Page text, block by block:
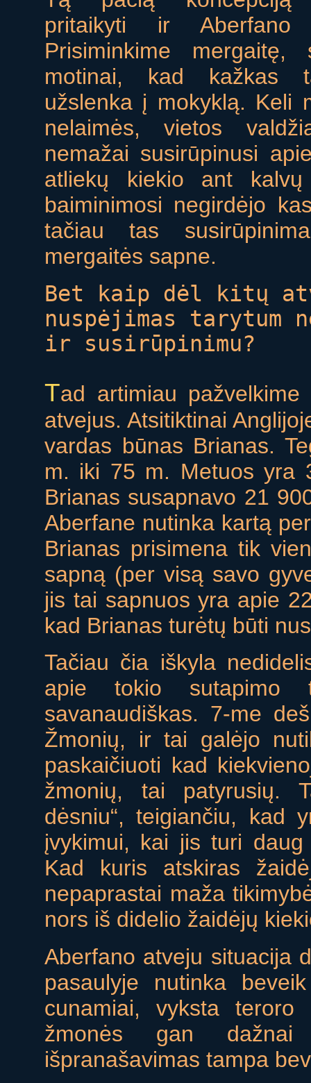
pritaikyti ir Aberfano
Prisiminkime mergaitę,
motinai, kad kažkas
užslenka į mokyklą. Keli
nelaimės, vietos
nemažai susirūpinusi
atliekų kiekio ant
baiminimosi negirdėjo
tačiau tas
mergaitės sapne.
Bet kaip dėl kitų
nuspėjimas tarytum
ir susirūpinimu?
Tad artimiau
atvejus. Atsitiktinai
vardas būnas Brianas.
m. iki 75 m. Metuos yra
Brianas susapnavo 21
Aberfane nutinka kartą
Brianas prisimena tik
sapną (per visą savo
jis tai sapnuos yra apie
kad Brianas turėtų būti
Tačiau čia iškyla
apie tokio
savanaudiškas. 7-me
Žmonių, ir tai galėjo
paskaičiuoti kad
žmonių, tai patyrusių.
dėsniu“, teigiančiu, kad
įvykimui, kai jis turi daug
Kad kuris atskiras
nepaprastai maža
nors iš didelio žaidėjų
Aberfano atveju situacija
pasaulyje nutinka
cunamiai, vyksta
žmonės gan dažnai
išpranašavimas tampa